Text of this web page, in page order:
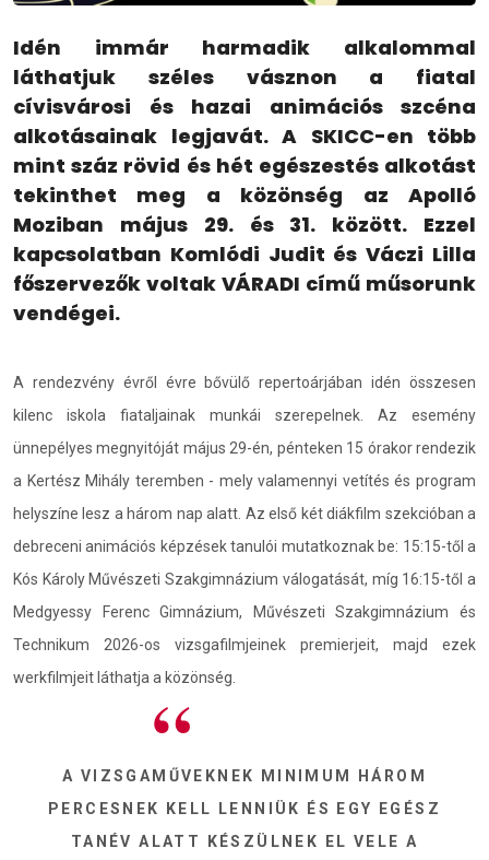
Idén immár harmadik alkalommal
láthatjuk széles vásznon a fiatal
cívisvárosi és hazai animációs szcéna
alkotásainak legjavát. A SKICC-en több
mint száz rövid és hét egészestés alkotást
tekinthet meg a közönség az Apolló
Moziban május 29. és 31. között. Ezzel
kapcsolatban Komlódi Judit és Váczi Lilla
főszervezők voltak VÁRADI című műsorunk
vendégei.
A rendezvény évről évre bővülő repertoárjában idén összesen
kilenc iskola fiataljainak munkái szerepelnek. Az esemény
ünnepélyes megnyitóját május 29-én, pénteken 15 órakor rendezik
a Kertész Mihály teremben - mely valamennyi vetítés és program
helyszíne lesz a három nap alatt. Az első két diákfilm szekcióban a
debreceni animációs képzések tanulói mutatkoznak be: 15:15-től a
Kós Károly Művészeti Szakgimnázium válogatását, míg 16:15-től a
Medgyessy Ferenc Gimnázium, Művészeti Szakgimnázium és
Technikum 2026-os vizsgafilmjeinek premierjeit, majd ezek
werkfilmjeit láthatja a közönség.
A VIZSGAMŰVEKNEK MINIMUM HÁROM
PERCESNEK KELL LENNIÜK ÉS EGY EGÉSZ
TANÉV ALATT KÉSZÜLNEK EL VELE A